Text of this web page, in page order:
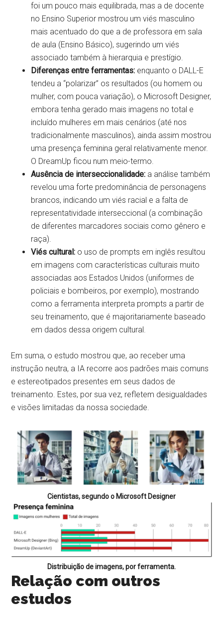
foi um pouco mais equilibrada, mas a de docente
no Ensino Superior mostrou um viés masculino
mais acentuado do que a de professora em sala
de aula (Ensino Básico), sugerindo um viés
associado também à hierarquia e prestígio.
Diferenças entre ferramentas: enquanto o DALL-E
tendeu a “polarizar” os resultados (ou homem ou
mulher, com pouca variação), o Microsoft Designer,
embora tenha gerado mais imagens no total e
incluído mulheres em mais cenários (até nos
tradicionalmente masculinos), ainda assim mostrou
uma presença feminina geral relativamente menor.
O DreamUp ficou num meio-termo.
Ausência de interseccionalidade: a análise também
revelou uma forte predominância de personagens
brancos, indicando um viés racial e a falta de
representatividade interseccional (a combinação
de diferentes marcadores sociais como gênero e
raça).
Viés cultural: o uso de prompts em inglês resultou
em imagens com características culturais muito
associadas aos Estados Unidos (uniformes de
policiais e bombeiros, por exemplo), mostrando
como a ferramenta interpreta prompts a partir de
seu treinamento, que é majoritariamente baseado
em dados dessa origem cultural.
Em suma, o estudo mostrou que, ao receber uma
instrução neutra, a IA recorre aos padrões mais comuns
e estereotipados presentes em seus dados de
treinamento. Estes, por sua vez, refletem desigualdades
e visões limitadas da nossa sociedade.
Cientistas, segundo o Microsoft Designer
Distribuição de imagens, por ferramenta.
Relação com outros
estudos